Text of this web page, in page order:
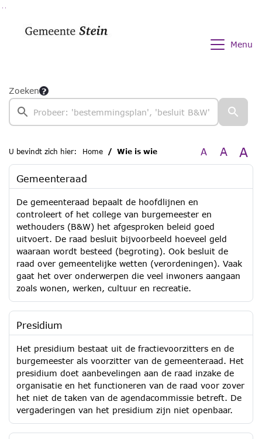
Menu
Zoeken
U bevindt zich hier: Home Wie is wie A A A
Gemeenteraad
De gemeenteraad bepaalt de hoofdlijnen en
controleert of het college van burgemeester en
wethouders (B&W) het afgesproken beleid goed
uitvoert. De raad besluit bijvoorbeeld hoeveel geld
waaraan wordt besteed (begroting). Ook besluit de
raad over gemeentelijke wetten (verordeningen). Vaak
gaat het over onderwerpen die veel inwoners aangaan
zoals wonen, werken, cultuur en recreatie.
Presidium
Het presidium bestaat uit de fractievoorzitters en de
burgemeester als voorzitter van de gemeenteraad. Het
presidium doet aanbevelingen aan de raad inzake de
organisatie en het functioneren van de raad voor zover
het niet de taken van de agendacommissie betreft. De
vergaderingen van het presidium zijn niet openbaar.